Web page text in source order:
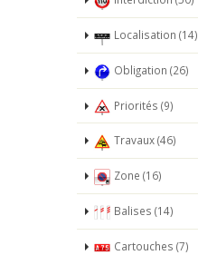
Localisation (14)
Obligation (26)
Priorités (9)
Travaux (46)
Zone (16)
Balises (14)
Cartouches (7)